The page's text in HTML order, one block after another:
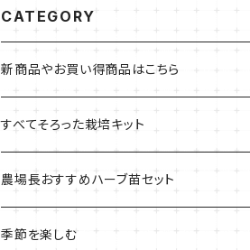
CATEGORY
新商品やお買い得商品はこちら
今イチオシの商品
季節のおすすめ商品
すべてそろった栽培キット
フェルトプランターの栽培キット
ルーツポーチの栽培キット
農場長おすすめハーブ苗セット
農場長おすすめセット
季節を楽しむ